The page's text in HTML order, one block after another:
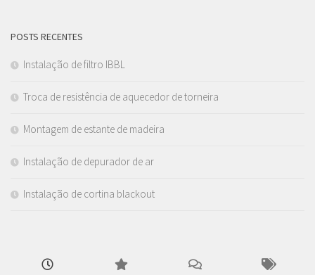
POSTS RECENTES
Instalação de filtro IBBL
Troca de resistência de aquecedor de torneira
Montagem de estante de madeira
Instalação de depurador de ar
Instalação de cortina blackout